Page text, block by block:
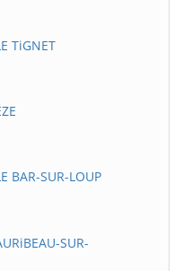
TiGNET
SUR-LOUP
SUR-